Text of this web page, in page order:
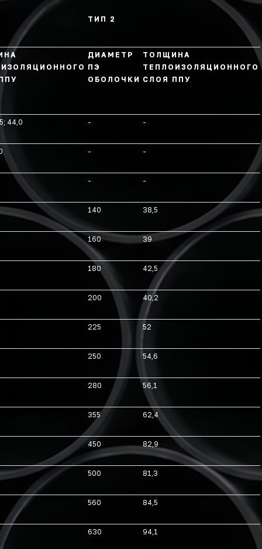
ТИП 2
ДИАМЕТР
ПЭ
ОБОЛОЧКИ
ТОЛЩИНА
ТЕПЛОИЗОЛЯЦИОННОГО
СЛОЯ ППУ
44,0 - -
- -
- -
140 38,5
160 39
180 42,5
200 40,2
225 52
250 54,6
280 56,1
355 62,4
450 82,9
500 81,3
560 84,5
630 94,1